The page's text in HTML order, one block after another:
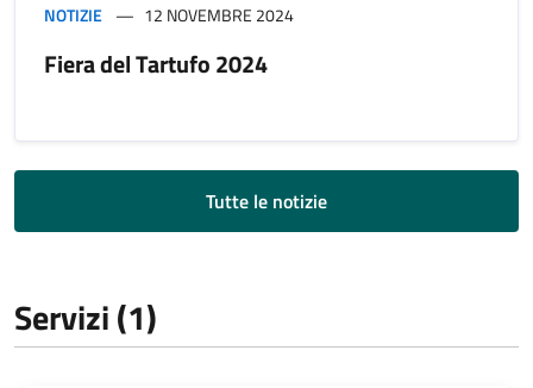
NOTIZIE 12 NOVEMBRE 2024
Fiera del Tartufo 2024
Tutte le notizie
Servizi (1)